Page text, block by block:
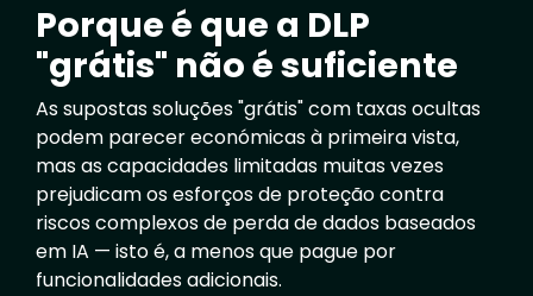
Porque é que a DLP
"grátis" não é suficiente
As supostas soluções "grátis" com taxas ocultas
podem parecer económicas à primeira vista,
mas as capacidades limitadas muitas vezes
prejudicam os esforços de proteção contra
riscos complexos de perda de dados baseados
em IA — isto é, a menos que pague por
funcionalidades adicionais.